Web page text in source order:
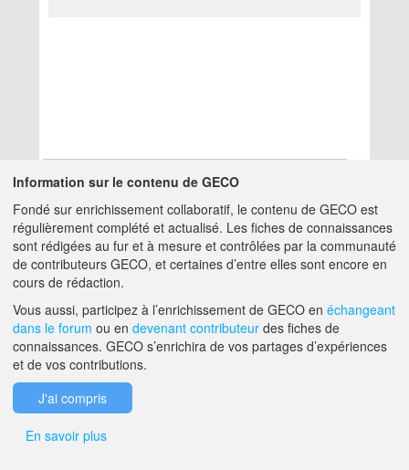
Aucun résultat
A PROPOS DE GECO AIDE
F.A.Q. NOUS CONTACTER
Information sur le contenu de GECO
Fondé sur enrichissement collaboratif, le contenu de GECO est
régulièrement complété et actualisé. Les fiches de connaissances
sont rédigées au fur et à mesure et contrôlées par la communauté
de contributeurs GECO, et certaines d’entre elles sont encore en
cours de rédaction.
Vous aussi, participez à l’enrichissement de GECO en échangeant
dans le forum ou en devenant contributeur des fiches de
connaissances. GECO s’enrichira de vos partages d’expériences
et de vos contributions.
J'ai compris
En savoir plus